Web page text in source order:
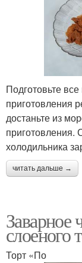
Подготовьте
приготовления
достаньте из
приготовления.
холодильника
читать дальше →
Заварное
слоеного
Торт «По